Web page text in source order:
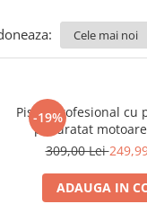
-19%
Pistol profesional cu
pt curatat
BenBow 026
309,00 Lei
ADAUGA IN